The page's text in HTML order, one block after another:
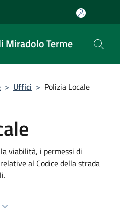
Miradolo Terme
> Uffici > Polizia Locale
viabilità, i permessi di
al Codice della strada